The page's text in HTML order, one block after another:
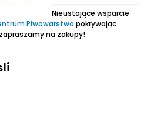
Nieustające wsparcie
Piwowarstwapokrywając
na zakupy!